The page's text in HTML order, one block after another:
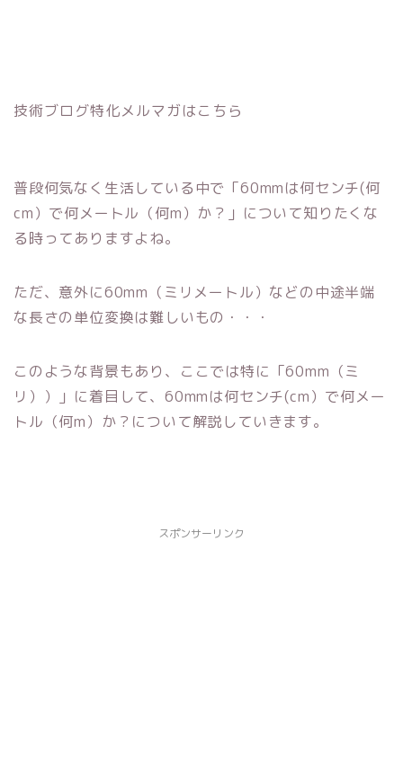
技術ブログ特化メルマガはこちら
普段何気なく生活している中で「60mmは何センチ(何
cm）で何メートル（何m）か？」について知りたくな
る時ってありますよね。
ただ、意外に60mm（ミリメートル）などの中途半端
な長さの単位変換は難しいもの・・・
このような背景もあり、ここでは特に「60mm（ミ
リ））」に着目して、60mmは何センチ(cm）で何メー
トル（何m）か？について解説していきます。
スポンサーリンク